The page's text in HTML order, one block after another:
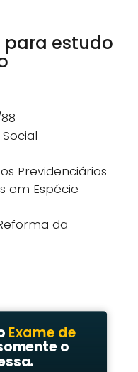
para estudo
Previdenciários
em Espécie
da
Exame de
o